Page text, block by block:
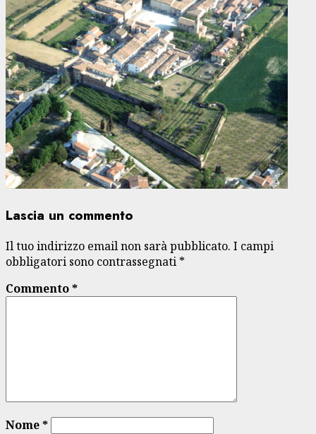
Lascia un commento
Il tuo indirizzo email non sarà pubblicato. I campi
obbligatori sono contrassegnati *
Commento*
Nome*